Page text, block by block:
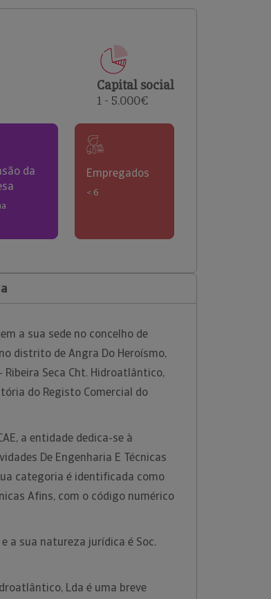
comerciais e analisar o risco de incumprimento dos
Capital social
1 - 5.000€
da
Empregados
< 6
a sua sede no concelho de
distrito de Angra Do Heroísmo,
Seca Cht. Hidroatlântico,
do Registo Comercial do
a entidade dedica-se à
De Engenharia E Técnicas
categoria é identificada como
Afins, com o código numérico
a sua natureza jurídica é Soc.
Lda é uma breve